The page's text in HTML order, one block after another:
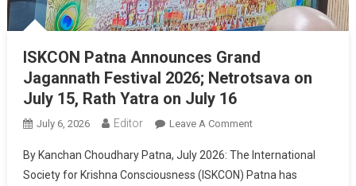
ISKCON Patna Announces Grand
Jagannath Festival 2026; Netrotsava on
July 15, Rath Yatra on July 16
July 6, 2026 Editor Leave A CommentOn ISKCON Patna
Jagannath Festival
2026; Netrotsava On
By Kanchan Choudhary Patna, July 2026: The International
Society for Krishna Consciousness (ISKCON) Patna has